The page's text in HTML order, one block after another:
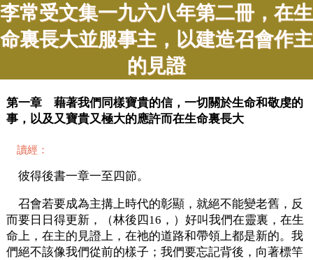
李常受文集一九六八年第二冊，在生
命裏長大並服事主，以建造召會作主
的見證
第一章 藉著我們同樣寶貴的信，一切關於生命和敬虔的
事，以及又寶貴又極大的應許而在生命裏長大
讀經：
彼得後書一章一至四節。
召會若要成為主搆上時代的彰顯，就絕不能變老舊，反
而要日日得更新，（林後四16，）好叫我們在靈裏，在生
命上，在主的見證上，在祂的道路和帶領上都是新的。我
們絕不該像我們從前的樣子；我們要忘記背後，向著標竿